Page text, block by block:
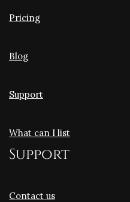
Pricing
Blog
Support
What can I list
Support
Contact us